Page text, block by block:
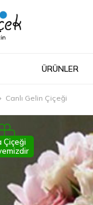
ÜRÜNLER
Canlı Gelin Çiçeği
Çiçeği